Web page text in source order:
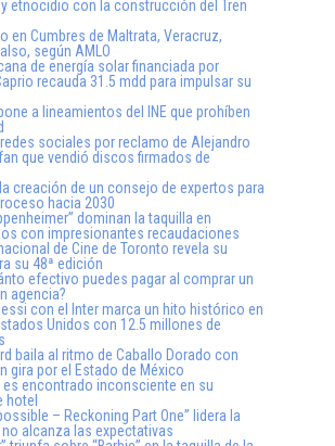
etnocidio con la construcción del Tren
en Cumbres de Maltrata, Veracruz,
según AMLO
de energía solar financiada por
recauda 31.5 mdd para impulsar su
a lineamientos del INE que prohíben
sociales por reclamo de Alejandro
que vendió discos firmados de
la creación de un consejo de expertos para
hacia 2030
dominan la taquilla en
con impresionantes recaudaciones
de Cine de Toronto revela su
su 48ª edición
efectivo puedes pagar al comprar un
agencia?
con el Inter marca un hito histórico en
Unidos con 12.5 millones de
baila al ritmo de Caballo Dorado con
gira por el Estado de México
es encontrado inconsciente en su
hotel
– Reckoning Part One” lidera la
alcanza las expectativas